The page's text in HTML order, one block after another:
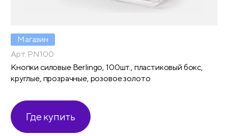
Магазин
Арт. PN100
Кнопки силовые Berlingo, 100шт., пластиковый бокс,
круглые, прозрачные, розовое золото
Где купить